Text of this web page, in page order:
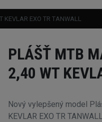
EXO TR TANWALL
PLÁŠŤ MTB
2,40 WT
Nový vylepšený model
KEVLAR EXO TR